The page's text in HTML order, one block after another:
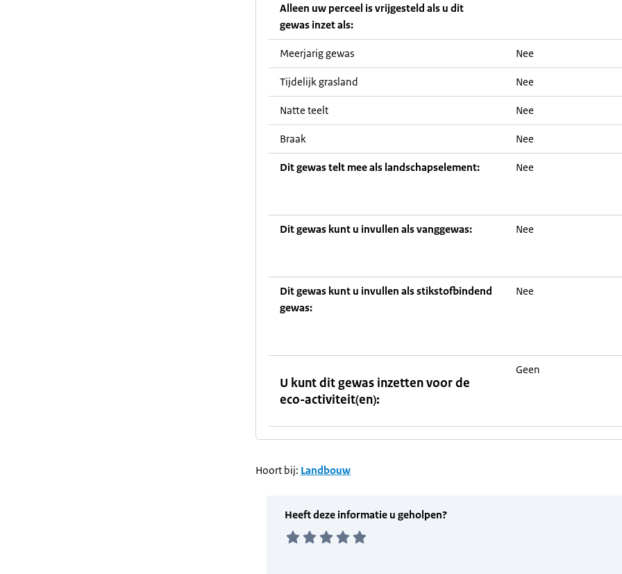
Alleen uw perceel is vrijgesteld als u dit
gewas inzet als:
Meerjarig gewas Nee
Tijdelijk grasland Nee
Natte teelt Nee
Braak Nee
Dit gewas telt mee als landschapselement: Nee
Dit gewas kunt u invullen als vanggewas: Nee
Dit gewas kunt u invullen als stikstofbindend
gewas:
Nee
U kunt dit gewas inzetten voor de
eco-activiteit(en):
Geen
Hoort bij: Landbouw